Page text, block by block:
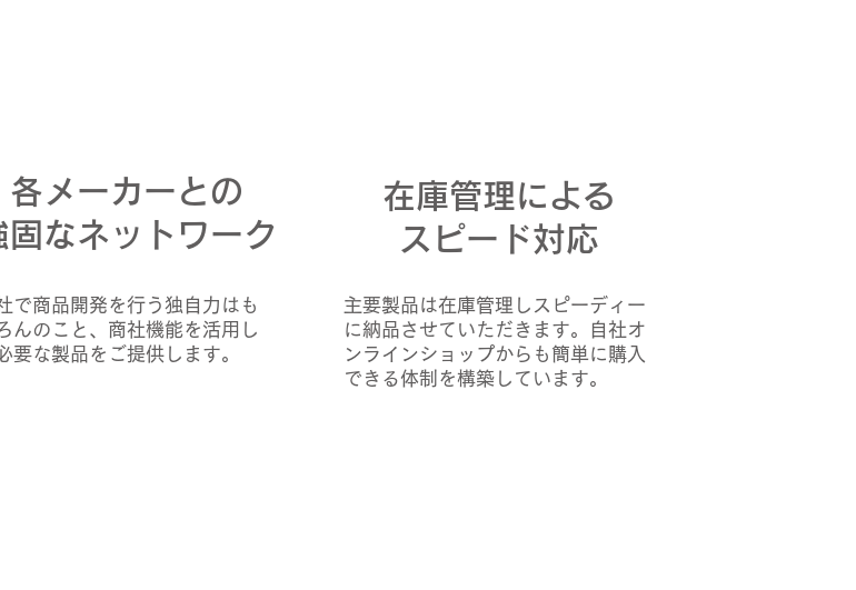
各メーカーとの
固なネットワーク
で商品開発を行う独自力はも
んのこと、商社機能を活用し
要な製品をご提供します。
在庫管理による
スピード対応
主要製品は在庫管理しスピーディー
に納品させていただきます。自社オ
ンラインショップからも簡単に購入
できる体制を構築しています。